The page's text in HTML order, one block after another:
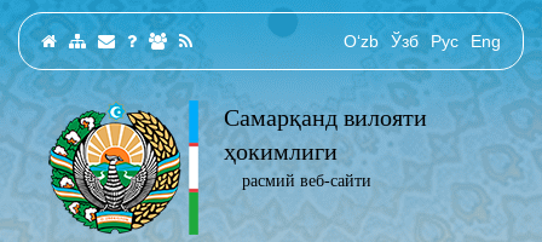
O‘zb Ўзб Рус Eng
Самарқанд вилояти
ҳокимлиги
расмий веб-сайти